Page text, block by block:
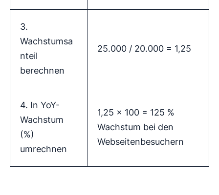
3.
Wachstumsa
nteil
berechnen
25.000 / 20.000 = 1,25
4. In YoY-
Wachstum
(%)
umrechnen
1,25 x 100 = 125 %
Wachstum bei den
Webseitenbesuchern